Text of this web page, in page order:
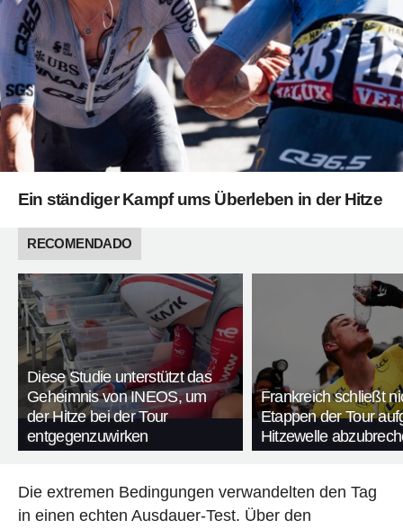
Ein ständiger Kampf ums Überleben in der Hitze
RECOMENDADO
Diese Studie unterstützt das
Geheimnis von INEOS, um
der Hitze bei der Tour
entgegenzuwirken
Frankreich schließt
Etappen der Tour
Hitzewelle
Die extremen Bedingungen verwandelten den Tag
in einen echten Ausdauer-Test. Über den